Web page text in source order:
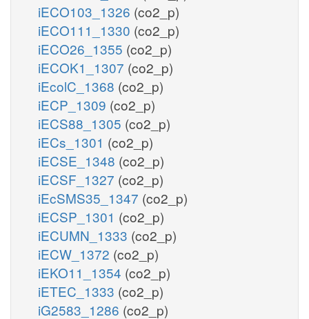
iECO103_1326 (co2_p)
iECO111_1330 (co2_p)
iECO26_1355 (co2_p)
iECOK1_1307 (co2_p)
iEcolC_1368 (co2_p)
iECP_1309 (co2_p)
iECS88_1305 (co2_p)
iECs_1301 (co2_p)
iECSE_1348 (co2_p)
iECSF_1327 (co2_p)
iEcSMS35_1347 (co2_p)
iECSP_1301 (co2_p)
iECUMN_1333 (co2_p)
iECW_1372 (co2_p)
iEKO11_1354 (co2_p)
iETEC_1333 (co2_p)
iG2583_1286 (co2_p)